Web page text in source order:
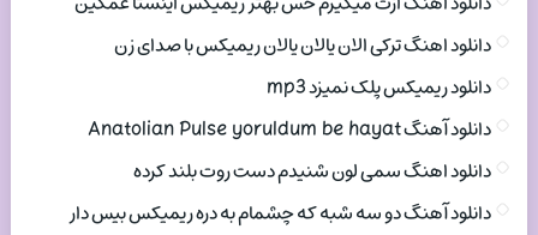
دانلود اهنگ ترکی الان یالان یالان ریمیکس با صدای زن
دانلود ریمیکس پلک نمیزد mp3
دانلود آهنگ Anatolian Pulse yoruldum be hayat
دانلود اهنگ سمی لون شنیدم دست روت بلند کرده
دانلود آهنگ دو سه شبه که چشمام به دره ریمیکس بیس دار